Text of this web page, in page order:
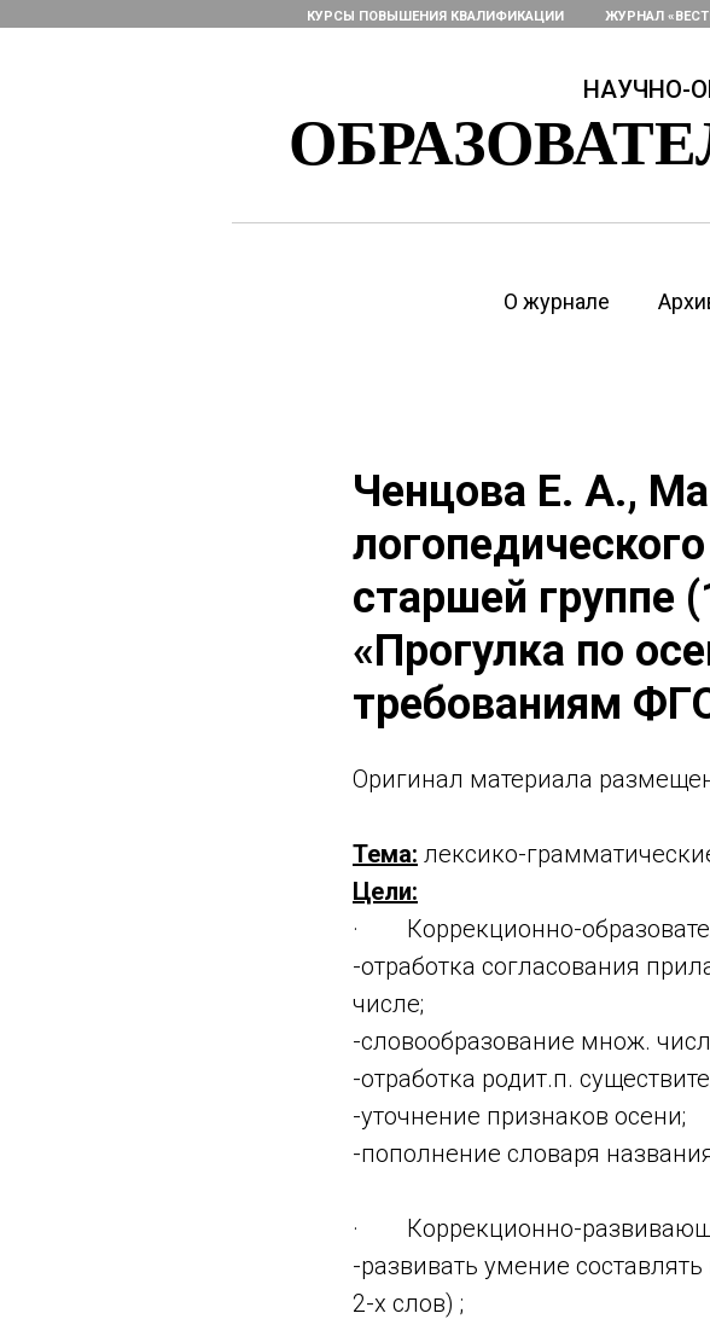
КУРСЫ ПОВЫШЕНИЯ КВАЛИФИКАЦИИ ЖУРНАЛ
НАУЧНО-
О журнале
Ченцова Е. А.,
старшей группе
«Прогулка по
требованиям
Оригинaл материала
Тема: лексико-
Цели:
· Коррекционно-
-отработка согласования
числе;
-словообразование множ.
-отработка родит.п.
-уточнение признаков осени;
-пополнение словаря
· Коррекционно-
-развивать умение
2-х слов) ;